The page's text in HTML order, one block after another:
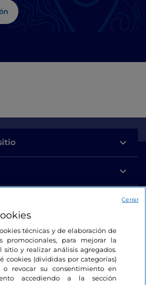
técnicas y de elaboración de
promocionales, para mejorar la
sitio y realizar análisis agregados.
cookies (divididas por categorías)
o revocar su consentimiento en
accediendo a la sección
Cerrar